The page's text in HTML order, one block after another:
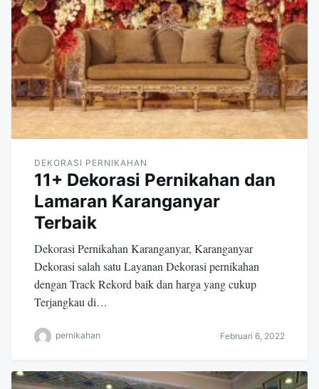
DEKORASI PERNIKAHAN
11+ Dekorasi Pernikahan dan
Lamaran Karanganyar
Terbaik
Dekorasi Pernikahan Karanganyar, Karanganyar
Dekorasi salah satu Layanan Dekorasi pernikahan
dengan Track Rekord baik dan harga yang cukup
Terjangkau di…
pernikahan Februari 6, 2022